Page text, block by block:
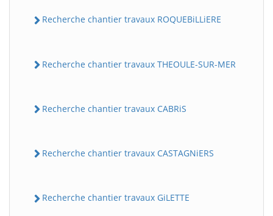
Recherche chantier travaux ROQUEBiLLiERE
Recherche chantier travaux THEOULE-SUR-MER
Recherche chantier travaux CABRiS
Recherche chantier travaux CASTAGNiERS
Recherche chantier travaux GiLETTE